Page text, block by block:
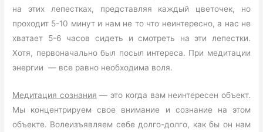
на этих лепестках, представляя каждый цветочек, но
проходит 5-10 минут и нам не то что неинтересно, а нас не
хватает 5-6 часов сидеть и смотреть на эти лепестки.
Хотя, первоначально был посыл интереса. При медитации
энергии — все равно необходима воля.
Медитация сознания — это когда вам неинтересен объект.
Мы концентрируем свое внимание и сознание на этом
объекте. Волеизъявляем себе долго-долго, как бы он нам